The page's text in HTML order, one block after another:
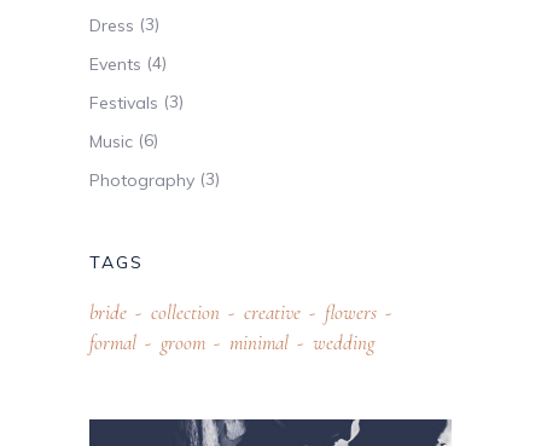
Dress (3)
Events (4)
Festivals (3)
Music (6)
Photography (3)
TAGS
bride collection creative
flowers
formal
groom minimal wedding